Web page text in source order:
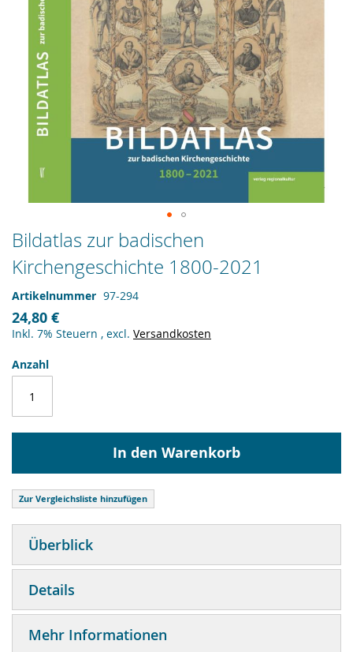
Bildatlas zur badischen
Kirchengeschichte 1800-2021
Artikelnummer 97-294
24,80 €
Inkl. 7% Steuern , excl. Versandkosten
Anzahl
In den Warenkorb
Zur Vergleichsliste hinzufügen
Zum
Anfang
der
Bildergalerie
springen
Überblick
Details
Mehr Informationen